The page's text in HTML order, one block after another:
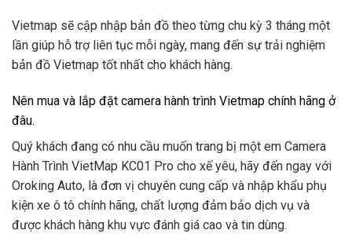
Vietmap sẽ cập nhập bản đồ theo từng chu kỳ 3 tháng một
lần giúp hỗ trợ liên tục mỗi ngày, mang đến sự trải nghiệm
bản đồ Vietmap tốt nhất cho khách hàng.
Nên mua và lắp đặt camera hành trình Vietmap chính hãng ở
đâu.
Quý khách đang có nhu cầu muốn trang bị một em Camera
Hành Trình VietMap KC01 Pro cho xế yêu, hãy đến ngay với
Oroking Auto, là đơn vị chuyên cung cấp và nhập khẩu phụ
kiện xe ô tô chính hãng, chất lượng đảm bảo dịch vụ và
được khách hàng khu vực đánh giá cao và tin dùng.